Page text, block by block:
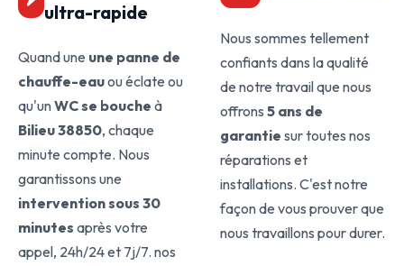
ultra-rapide
Quand une une panne de
chauffe-eauou éclate ou
qu'unWC se bouche à
Bilieu 38850, chaque
minute compte. Nous
garantissons une
intervention sous 30
minutes après votre
appel, 24h/24 et 7j/7. nos
Nous sommes tellement
confiants dans la qualité
de notre travail que nous
offrons 5 ans de
garantie sur toutes nos
réparations et
installations. C'est notre
façon de vous prouver que
nous travaillons pour durer.